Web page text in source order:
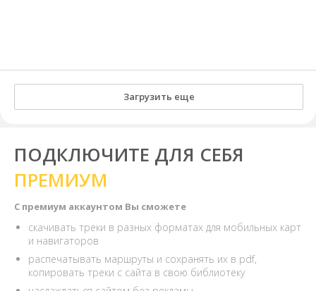
Загрузить еще
ПОДКЛЮЧИТЕ ДЛЯ СЕБЯ
ПРЕМИУМ
С премиум аккаунтом Вы сможете
скачивать треки в разных форматах для мобильных карт
и навигаторов
распечатывать маршруты и сохранять их в pdf,
копировать треки с сайта в свою библиотеку